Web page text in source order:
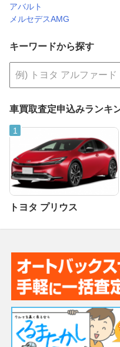
アバルト
メルセデスAMG
キーワードから探す
車買取査定申込みランキ
トヨタ プリウス